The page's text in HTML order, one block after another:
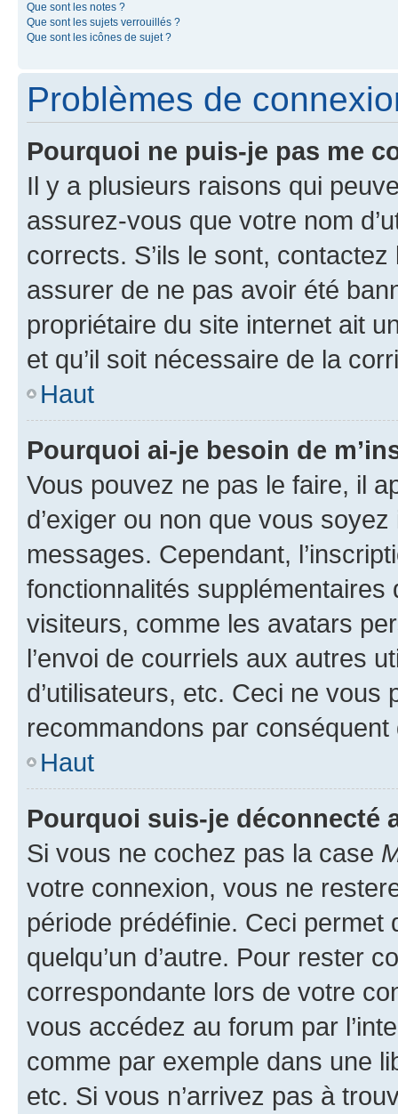
Que sont les notes ?
Que sont les sujets verrouillés ?
Que sont les icônes de sujet ?
Problèmes de
Pourquoi ne puis-je pas me
Il y a plusieurs raisons qui
assurez-vous que votre nom
corrects. S’ils le sont,
assurer de ne pas avoir été
propriétaire du site internet ait
et qu’il soit nécessaire de la
Haut
Pourquoi ai-je besoin de
Vous pouvez ne pas le faire, il
d’exiger ou non que vous
messages. Cependant,
fonctionnalités
visiteurs, comme les avatars
l’envoi de courriels aux autres
d’utilisateurs, etc. Ceci ne vous
recommandons par conséquent
Haut
Pourquoi suis-je déconnecté
Si vous ne cochez pas la case
votre connexion, vous ne
période prédéfinie. Ceci permet
quelqu’un d’autre. Pour rester
correspondante lors de votre
vous accédez au forum par
comme par exemple dans une
etc. Si vous n’arrivez pas à